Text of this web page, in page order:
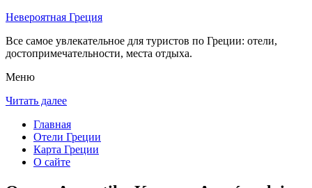
Невероятная Греция
Все самое увлекательное для туристов по Греции: отели,
достопримечательности, места отдыха.
Меню
Читать далее
Главная
Отели Греции
Карта Греции
О сайте